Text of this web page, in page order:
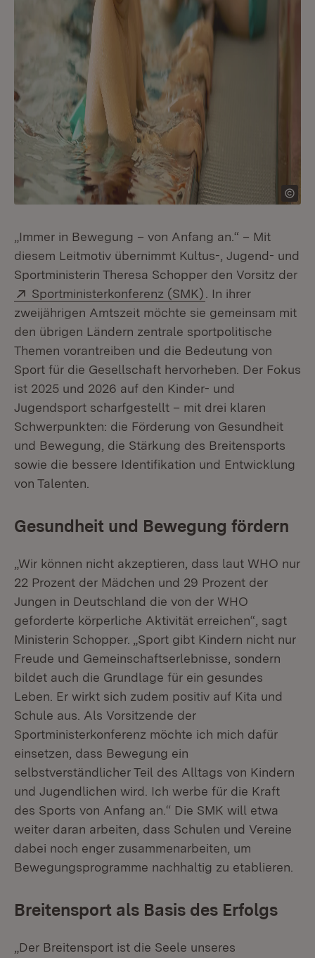
„Immer in Bewegung – von Anfang an.“ – Mit
diesem Leitmotiv übernimmt Kultus-, Jugend- und
Sportministerin Theresa Schopper den Vorsitz der
Extern:
Sportministerkonferenz (SMK) (Öffnet in neuem
. In ihrer
zweijährigen Amtszeit möchte sie gemeinsam mit
den übrigen Ländern zentrale sportpolitische
Themen vorantreiben und die Bedeutung von
Sport für die Gesellschaft hervorheben. Der Fokus
ist 2025 und 2026 auf den Kinder- und
Jugendsport scharfgestellt – mit drei klaren
Schwerpunkten: die Förderung von Gesundheit
und Bewegung, die Stärkung des Breitensports
sowie die bessere Identifikation und Entwicklung
von Talenten.
Gesundheit und Bewegung fördern
„Wir können nicht akzeptieren, dass laut WHO nur
22 Prozent der Mädchen und 29 Prozent der
Jungen in Deutschland die von der WHO
geforderte körperliche Aktivität erreichen“, sagt
Ministerin Schopper. „Sport gibt Kindern nicht nur
Freude und Gemeinschaftserlebnisse, sondern
bildet auch die Grundlage für ein gesundes
Leben. Er wirkt sich zudem positiv auf Kita und
Schule aus. Als Vorsitzende der
Sportministerkonferenz möchte ich mich dafür
einsetzen, dass Bewegung ein
selbstverständlicher Teil des Alltags von Kindern
und Jugendlichen wird. Ich werbe für die Kraft
des Sports von Anfang an.“ Die SMK will etwa
weiter daran arbeiten, dass Schulen und Vereine
dabei noch enger zusammenarbeiten, um
Bewegungsprogramme nachhaltig zu etablieren.
Breitensport als Basis des Erfolgs
„Der Breitensport ist die Seele unseres